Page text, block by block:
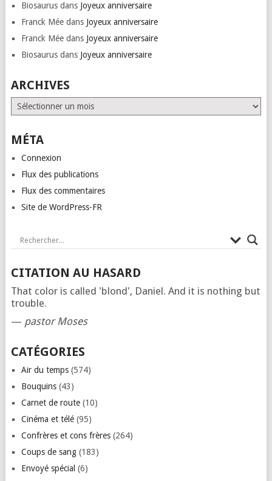
Biosaurusdans Joyeux anniversaire
Franck Méedans Joyeux anniversaire
Franck Méedans Joyeux anniversaire
Biosaurusdans Joyeux anniversaire
ARCHIVES
Archives
MÉTA
Connexion
Flux des publications
Flux des commentaires
Site de WordPress-FR
CITATION AU HASARD
That color is called 'blond', Daniel. And it is nothing but
trouble.
— pastor Moses
CATÉGORIES
Air du temps(574)
Bouquins(43)
Carnet de route(10)
Cinéma et télé(95)
Confrères et cons frères(264)
Coups de sang(183)
Envoyé spécial (6)